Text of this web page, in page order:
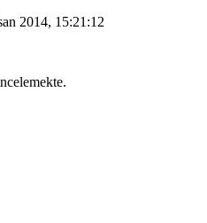
2014, 15:21:12